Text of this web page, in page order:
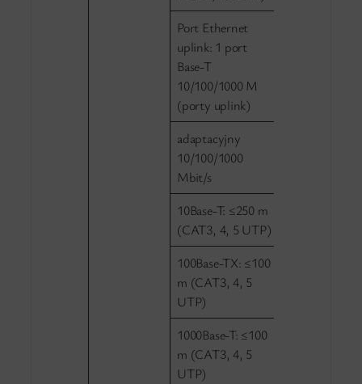
Port Ethernet
uplink: 1 port
Base-T
10/100/1000 M
(porty uplink)
adaptacyjny
10/100/1000
Mbit/s
10Base-T: ≤250 m
(CAT3, 4, 5 UTP)
100Base-TX: ≤100
m (CAT3, 4, 5
UTP)
1000Base-T: ≤100
m (CAT3, 4, 5
UTP)